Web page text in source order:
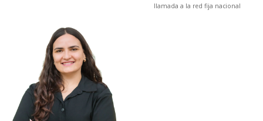
llamada a la red fija nacional